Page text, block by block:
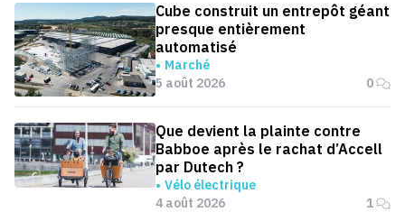
Cube construit un entrepôt géant
presque entièrement
automatisé
Marché
5 août 2026
0
Que devient la plainte contre
Babboe après le rachat d’Accell
par Dutech ?
Vélo électrique
4 août 2026
1